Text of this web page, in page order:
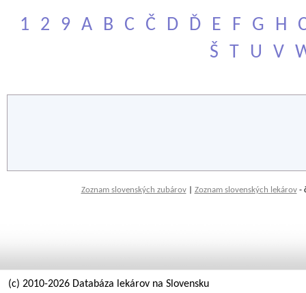
1 2 9 A B C Č D Ď E F G H
Š
T U V
Zoznam slovenských zubárov| Zoznam slovenských lekárov-
(c) 2010-2026 Databáza lekárov na Slovensku